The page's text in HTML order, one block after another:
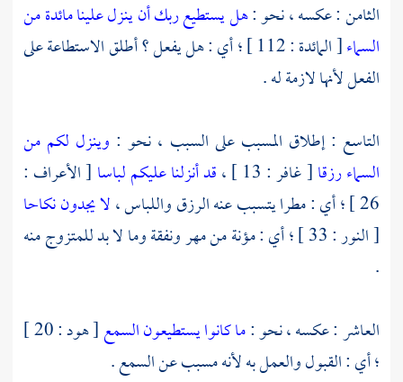
الثامن : عكسه ، نحو :هل يستطيع ربك أن ينزل علينا مائدة من
السماء
[ المائدة : 112 ] ؛ أي : هل يفعل ؟ أطلق الاستطاعة على
الفعل لأنها لازمة له .
التاسع : إطلاق المسبب على السبب ، نحو : وينزل لكم من
السماء رزقا[ غافر : 13 ] ، قد أنزلنا عليكم لباسا [ الأعراف :
26 ] ؛ أي : مطرا يتسبب عنه الرزق واللباس ،
لا يجدون نكاحا
[ النور : 33 ] ؛ أي : مؤنة من مهر ونفقة وما لا بد للمتزوج منه
.
العاشر : عكسه ، نحو :ما كانوا يستطيعون السمع
[ هود : 20 ]
؛ أي : القبول والعمل به لأنه مسبب عن السمع .